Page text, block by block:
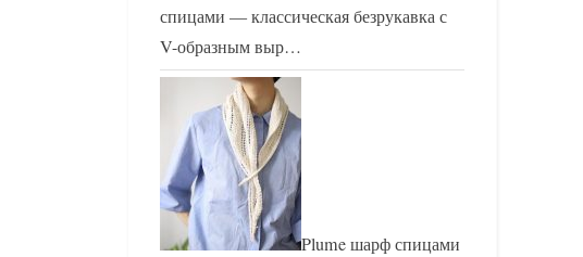
спицами — классическая безрукавка с
V-образным выр…
Plume шарф спицами